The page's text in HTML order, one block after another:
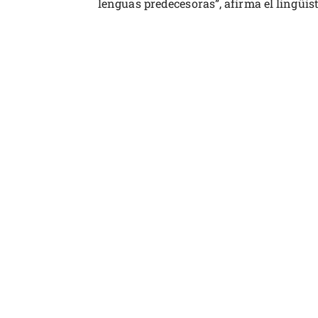
lenguas predecesoras”, afirma el